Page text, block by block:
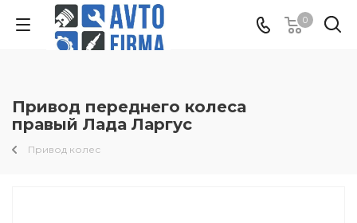
0
Привод переднего колеса
правый Лада Ларгус
Привод колес